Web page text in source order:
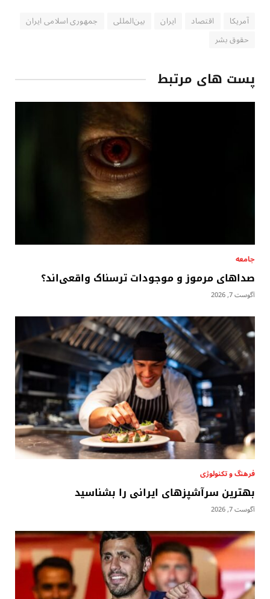
آمریکا اقتصاد ایران بین‌المللی
جمهوری اسلامی ایران
حقوق بشر
پست های مرتبط
جامعه
صداهای مرموز و موجودات ترسناک واقعی‌اند؟
آگوست 7, 2026
فرهنگ و تکنولوژی
بهترین سرآشپزهای ایرانی را بشناسید
آگوست 7, 2026